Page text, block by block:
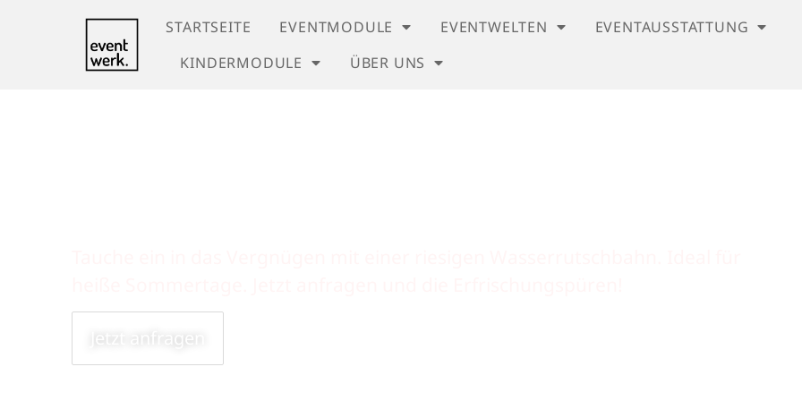
STARTSEITE EVENTMODULE EVENTWELTEN
EVENTAUSSTATTUNG
KINDERMODULE
ÜBER UNS
Jetzt anfragen